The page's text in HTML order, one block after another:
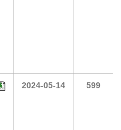
2024-05-14 599